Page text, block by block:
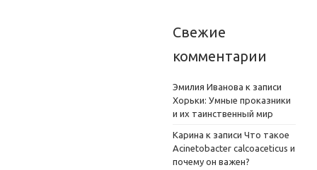
Свежие
комментарии
Эмилия Иванова к записи
Хорьки: Умные проказники
и их таинственный мир
Карина к записи Что такое
Acinetobacter calcoaceticus и
почему он важен?